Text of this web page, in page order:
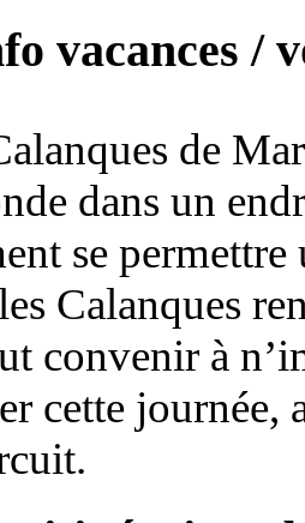
vacances /
de
dans un
se permettre
Calanques
convenir à
cette journée,